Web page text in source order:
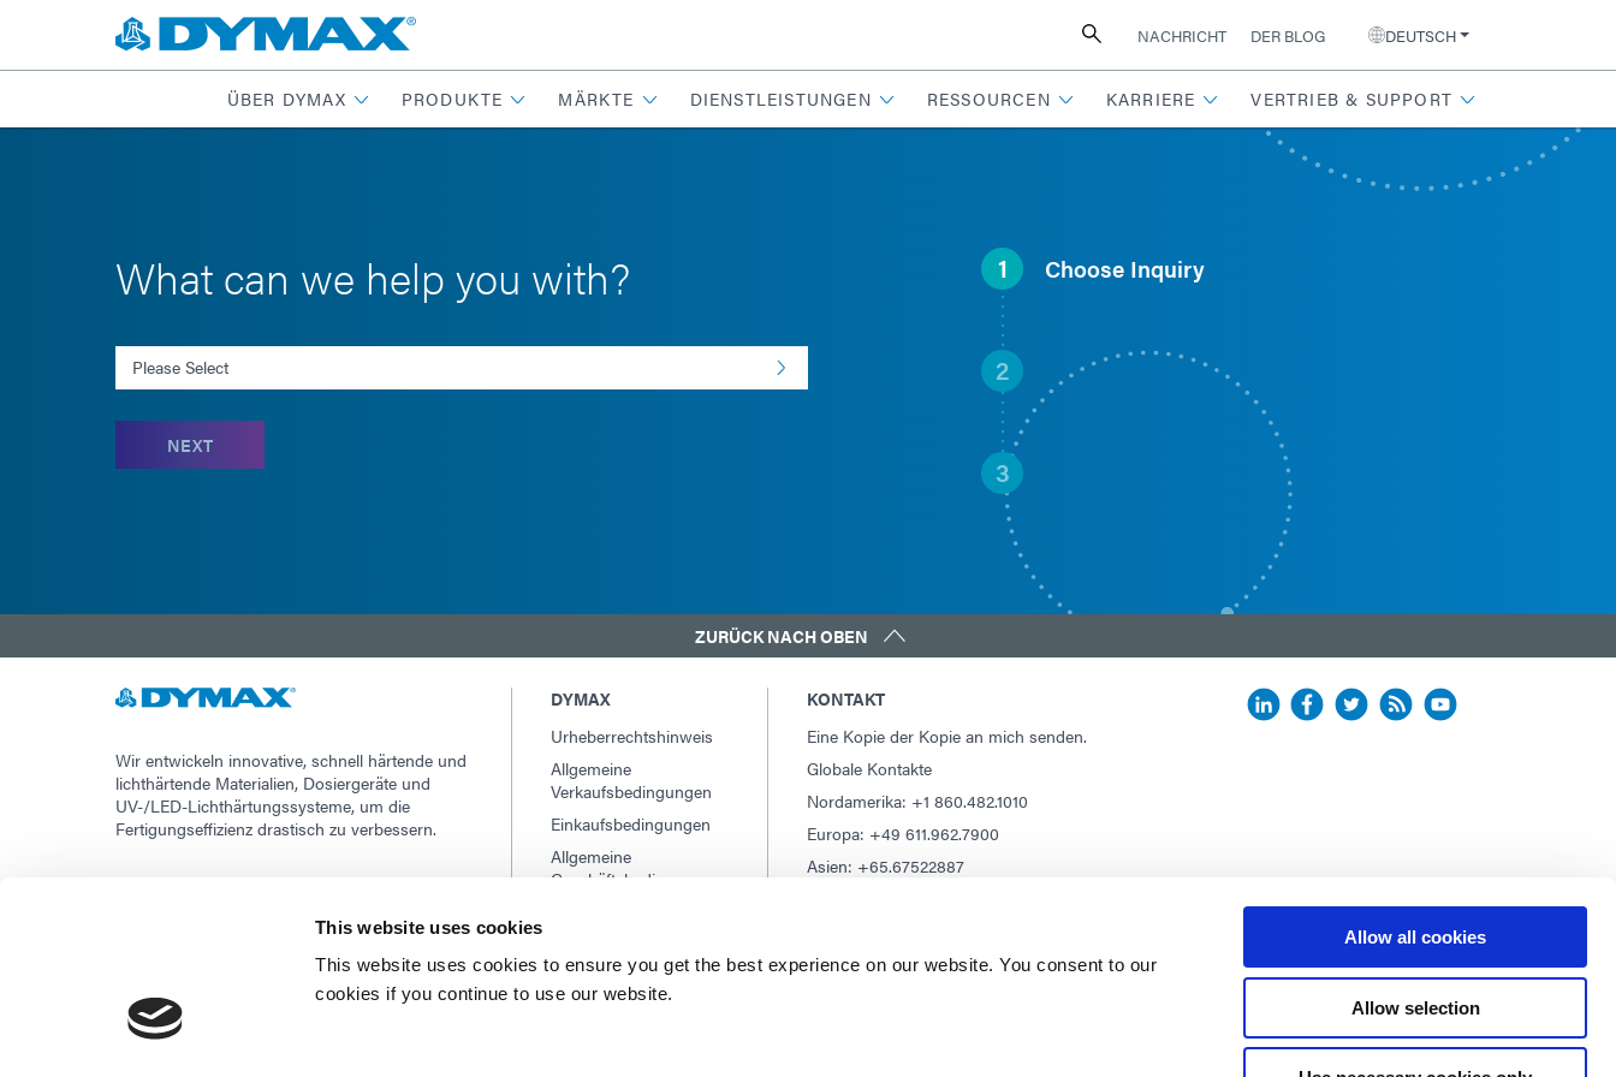
This website uses cookies
This website uses cookies to ensure you get the best experience on our website. You consent to our
cookies if you continue to use our website.
Allow all cookies
Allow selection
NACHRICHT DER BLOG DEUTSCH
ÜBER DYMAX PRODUKTE MÄRKTE DIENSTLEISTUNGEN RESSOURCEN KARRIERE VERTRIEB & SUPPORT
1 Choose Inquiry
2
3
What can we help you with?
Select an Inquiry
NEXT
ZURÜCK NACH OBEN
Wir entwickeln innovative, schnell härtende und
lichthärtende Materialien, Dosiergeräte und
UV-/LED-Lichthärtungssysteme, um die
Fertigungseffizienz drastisch zu verbessern.
Datenschutzerklärung von Google Und
©2026 - Dymax | Alle Rechte vorbehalten
DYMAX
Urheberrechtshinweis
Allgemeine
Verkaufsbedingungen
Einkaufsbedingungen
Allgemeine
Geschäftsbedingungen
Datenschutzerklärung
Impressum
KONTAKT
Eine Kopie der Kopie an mich senden.
Globale Kontakte
Nordamerika: +1 860.482.1010
Europa: +49 611.962.7900
Asien: +65.67522887